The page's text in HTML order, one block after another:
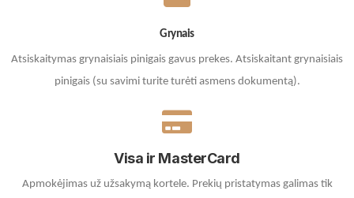
Grynais
Atsiskaitymas grynaisiais pinigais gavus prekes. Atsiskaitant grynaisiais
pinigais (su savimi turite turėti asmens dokumentą).
Visa ir MasterCard
Apmokėjimas už užsakymą kortele. Prekių pristatymas galimas tik